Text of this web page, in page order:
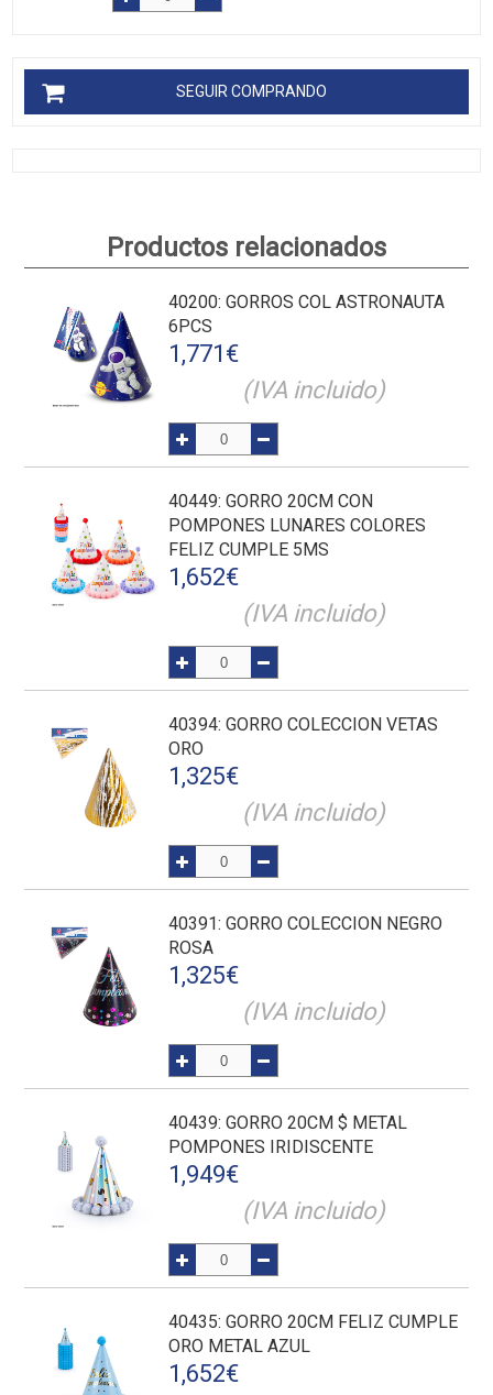
SEGUIR COMPRANDO
Productos relacionados
40200: GORROS COL ASTRONAUTA
6PCS
1,771 €
(IVA incluido)
40449: GORRO 20CM CON
POMPONES LUNARES COLORES
FELIZ CUMPLE 5MS
1,652€
(IVA incluido)
40394: GORRO COLECCION VETAS
ORO
1,325€
(IVA incluido)
40391: GORRO COLECCION NEGRO
ROSA
1,325€
(IVA incluido)
40439: GORRO 20CM $ METAL
POMPONES IRIDISCENTE
1,949€
(IVA incluido)
40435: GORRO 20CM FELIZ CUMPLE
ORO METAL AZUL
1,652€